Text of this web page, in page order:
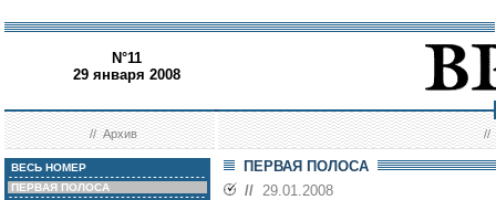
N°11
29 января 2008
//Архив //
ВЕСЬ НОМЕР
ПЕРВАЯ ПОЛОСА
ПЕРВАЯ ПОЛОСА
// 29.01.2008